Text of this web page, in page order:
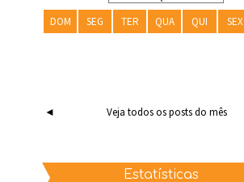
DOM SEG TER QUA QUI SEX
◄ Veja todos os posts do mês
Estatísticas